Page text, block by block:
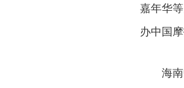
嘉年华
办中国
海